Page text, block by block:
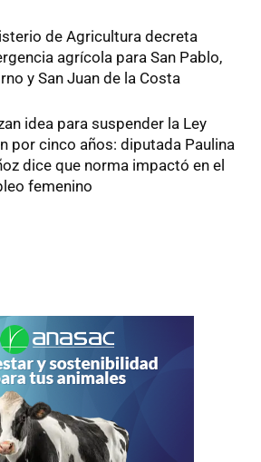
de Agricultura decreta
agrícola para San Pablo,
y San Juan de la Costa
idea para suspender la Ley
por cinco años: diputada Paulina
dice que norma impactó en el
femenino